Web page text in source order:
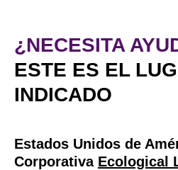
¿NECESITA
ESTE ES EL
INDICADO
Estados Unidos de
Corporativa Ecological